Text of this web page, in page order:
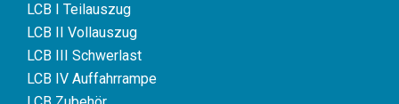
LCB I Teilauszug
LCB II Vollauszug
LCB III Schwerlast
LCB IV Auffahrrampe